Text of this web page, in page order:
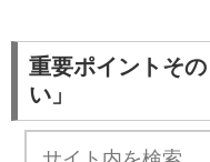
重要ポイントそ
い」